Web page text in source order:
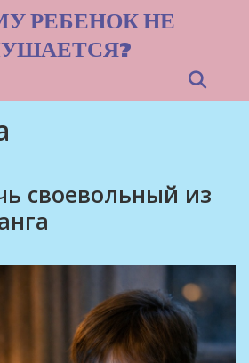
РЕБЕНОК НЕ
своевольный из